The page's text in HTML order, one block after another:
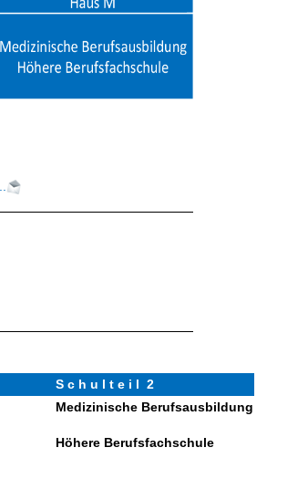
S c h u l t e i l 2
Medizinische Berufsausbildung
Höhere Berufsfachschule